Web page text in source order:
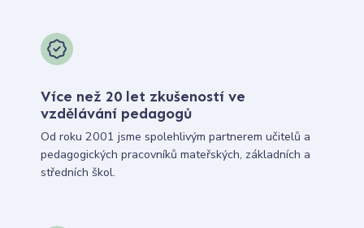
Více než 20 let zkušeností ve
vzdělávání pedagogů
Od roku 2001 jsme spolehlivým partnerem učitelů a
pedagogických pracovníků mateřských, základních a
středních škol.